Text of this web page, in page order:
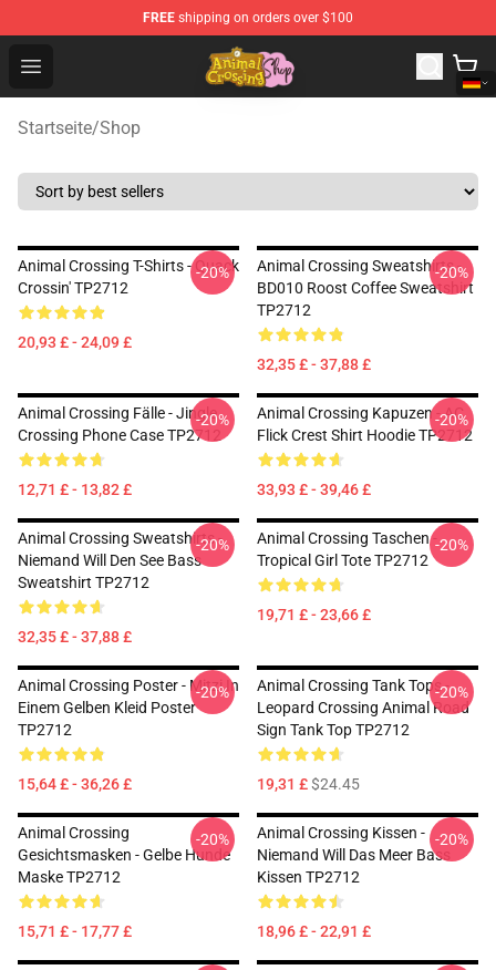
FREE shipping on orders over $100
Open menu
Animal Crossing Shop - Official Animal Crossing
Startseite/Shop
Animal Crossing T-Shirts - Quack
Crossin' TP2712
20,93 £ - 24,09 £
-20%
Animal Crossing Sweatshirts -
BD010 Roost Coffee Sweatshirt
TP2712
32,35 £ - 37,88 £
-20%
Animal Crossing Fälle - Jingle
Crossing Phone Case TP2712
12,71 £ - 13,82 £
-20%
Animal Crossing Kapuzen - AC
Flick Crest Shirt Hoodie TP2712
33,93 £ - 39,46 £
-20%
Animal Crossing Sweatshirts -
Niemand Will Den See Bass
Sweatshirt TP2712
32,35 £ - 37,88 £
-20%
Animal Crossing Taschen -
Tropical Girl Tote TP2712
19,71 £ - 23,66 £
-20%
Animal Crossing Poster - Mitzi In
Einem Gelben Kleid Poster
TP2712
15,64 £ - 36,26 £
-20%
Animal Crossing Tank Tops -
Leopard Crossing Animal Road
Sign Tank Top TP2712
19,31 £$24.45
-20%
Animal Crossing
Gesichtsmasken - Gelbe Hunde
Maske TP2712
15,71 £ - 17,77 £
-20%
Animal Crossing Kissen -
Niemand Will Das Meer Bass
Kissen TP2712
18,96 £ - 22,91 £
-20%